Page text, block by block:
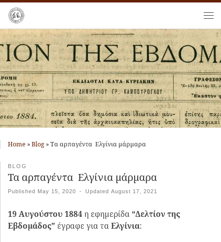
Skip to content
Home »Blog »Τα αρπαγέντα Ελγίνια μάρμαρα
BLOG
Τα αρπαγέντα Ελγίνια μάρμαρα
Published May 15, 2020 - Updated August 17, 2021
19 Αυγούστου 1884 η εφημερίδα “Δελτίον της
Εβδομάδος” έγραφε για ταΕλγίνια: